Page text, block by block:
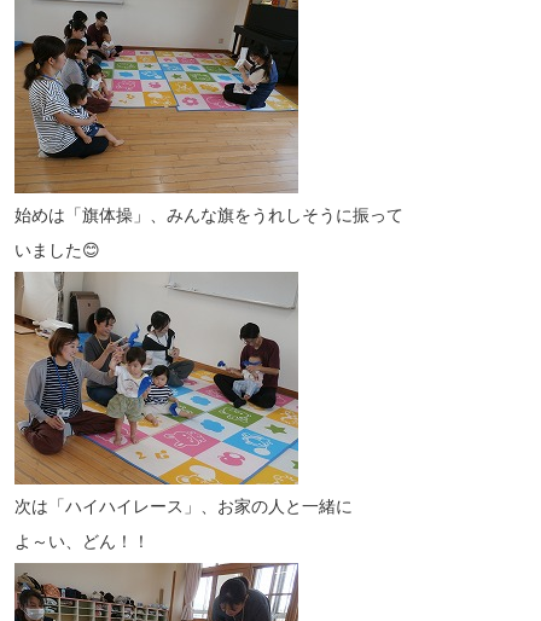
始めは「旗体操」、みんな旗をうれしそうに振って
いました😊
次は「ハイハイレース」、お家の人と一緒に
よ～い、どん！！